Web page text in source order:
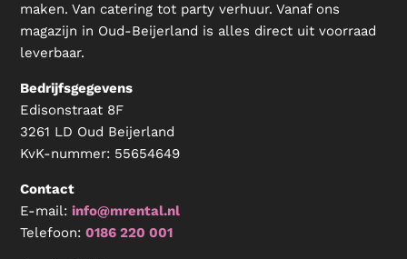
maken. Van catering tot party verhuur. Vanaf ons
magazijn in Oud-Beijerland is alles direct uit voorraad
leverbaar.
Bedrijfsgegevens
Edisonstraat 8F
3261 LD Oud Beijerland
KvK-nummer: 55654649
Contact
E-mail:info@mrental.nl
Telefoon:0186 220 001